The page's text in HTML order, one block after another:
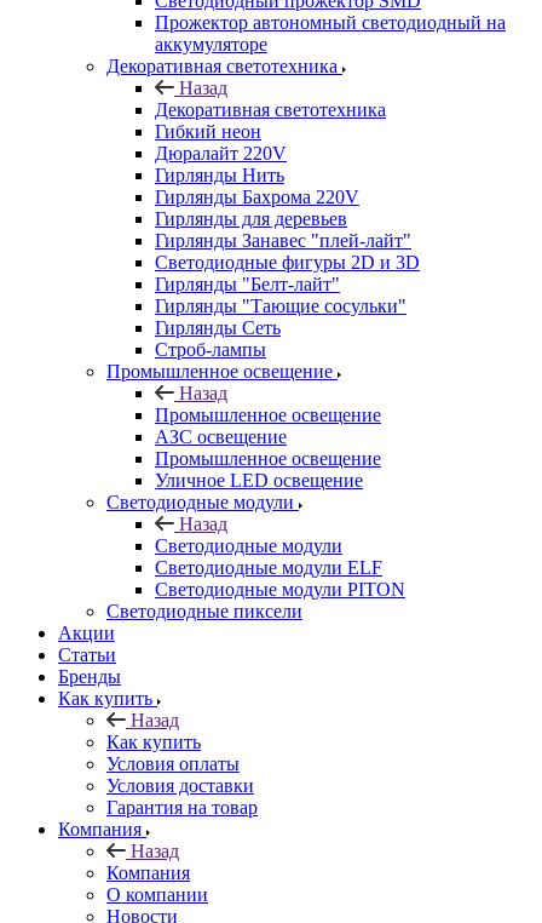
Прожектор автономный светодиодный на
аккумуляторе
Декоративная светотехника
Назад
Декоративная светотехника
Гибкий неон
Дюралайт 220V
Гирлянды Нить
Гирлянды Бахрома 220V
Гирлянды для деревьев
Гирлянды Занавес "плей-лайт"
Светодиодные фигуры 2D и 3D
Гирлянды "Белт-лайт"
Гирлянды "Тающие сосульки"
Гирлянды Сеть
Строб-лампы
Промышленное освещение
Назад
Промышленное освещение
АЗС освещение
Промышленное освещение
Уличное LED освещение
Светодиодные модули
Назад
Светодиодные модули
Светодиодные модули ELF
Светодиодные модули PITON
Светодиодные пиксели
Акции
Статьи
Бренды
Как купить
Назад
Как купить
Условия оплаты
Условия доставки
Гарантия на товар
Компания
Назад
Компания
О компании
Новости